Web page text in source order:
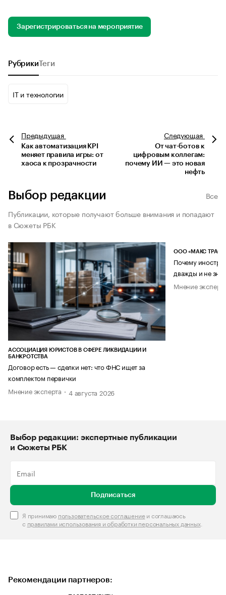
Зарегистрироваться на мероприятие
Рубрики Теги
IT и технологии
Предыдущая
Как автоматизация KPI
меняет правила игры: от
хаоса к прозрачности
Следующая
От чат-ботов к
цифровым коллегам:
почему ИИ — это новая
нефть
Выбор редакции
Все
Публикации, которые получают больше внимания и попадают
в Сюжеты РБК
АССОЦИАЦИЯ ЮРИСТОВ В СФЕРЕ ЛИКВИДАЦИИ И
БАНКРОТСТВА
Договор есть — сделки нет: что ФНС ищет за
комплектом первички
Мнение эксперта
4 августа 2026
ООО «МАКС ТРАСТ»
Почему
дважды и не
Мнение
Выбор редакции: экспертные публикации
и Сюжеты РБК
Подписаться
Я принимаю пользовательское соглашениеи соглашаюсь
с правилами использования и обработки персональных данных.
Рекомендации партнеров: